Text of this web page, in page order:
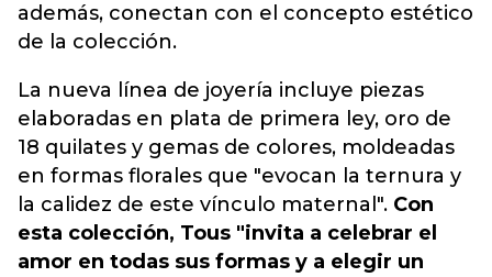
además, conectan con el concepto estético
de la colección.
La nueva línea de joyería incluye piezas
elaboradas en plata de primera ley, oro de
18 quilates y gemas de colores, moldeadas
en formas florales que "evocan la ternura y
la calidez de este vínculo maternal". Con
esta colección, Tous "invita a celebrar el
amor en todas sus formas y a elegir un